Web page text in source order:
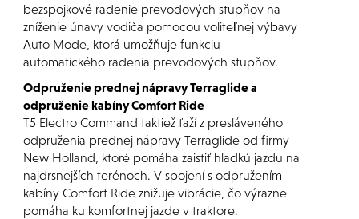
bezspojkové radenie prevodových stupňov na
zníženie únavy vodiča pomocou voliteľnej výbavy
Auto Mode, ktorá umožňuje funkciu
automatického radenia prevodových stupňov.
Odpruženie prednej nápravy Terraglide a
odpruženie kabíny Comfort Ride
T5 Electro Command taktiež ťaží z presláveného
odpruženia prednej nápravy Terraglide od firmy
New Holland, ktoré pomáha zaistiť hladkú jazdu na
najdrsnejších terénoch. V spojení s odpružením
kabíny Comfort Ride znižuje vibrácie, čo výrazne
pomáha ku komfortnej jazde v traktore.